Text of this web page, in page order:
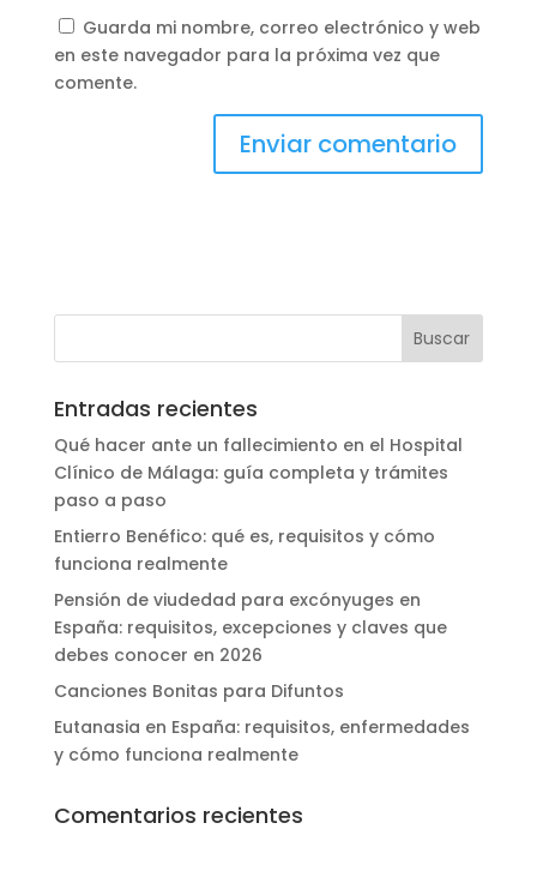
Guarda mi nombre, correo electrónico y web
en este navegador para la próxima vez que
comente.
Entradas recientes
Qué hacer ante un fallecimiento en el Hospital
Clínico de Málaga: guía completa y trámites
paso a paso
Entierro Benéfico: qué es, requisitos y cómo
funciona realmente
Pensión de viudedad para excónyuges en
España: requisitos, excepciones y claves que
debes conocer en 2026
Canciones Bonitas para Difuntos
Eutanasia en España: requisitos, enfermedades
y cómo funciona realmente
Comentarios recientes